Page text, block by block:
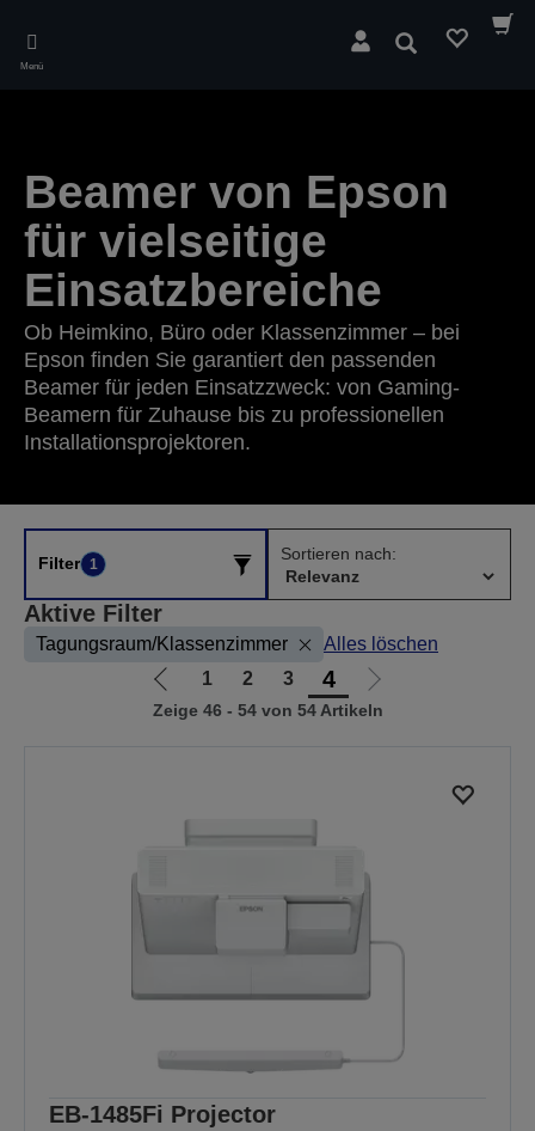
main
Menü
Suchen
Beamer von Epson
für vielseitige
Einsatzbereiche
Ob Heimkino, Büro oder Klassenzimmer – bei
Epson finden Sie garantiert den passenden
Beamer für jeden Einsatzzweck: von Gaming-
Beamern für Zuhause bis zu professionellen
Installationsprojektoren.
Filter 1
Sortieren nach:
Aktive Filter
Tagungsraum/Klassenzimmer Alles löschen
Zur
vorherigen
1 2 3 4
Zur
nächsten
Zeige 46 - 54 von 54 Artikeln
EB-1485Fi Projector